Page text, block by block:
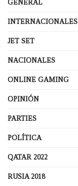
GENERAL
INTERNACIONALES
JET SET
NACIONALES
ONLINE GAMING
OPINIÓN
PARTIES
POLÍTICA
QATAR 2022
RUSIA 2018